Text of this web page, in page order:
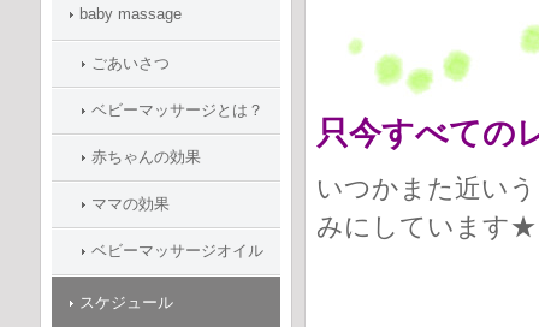
只今すべての
いつかまた近い
みにしています★
baby massage
ごあいさつ
ベビーマッサージとは？
赤ちゃんの効果
ママの効果
ベビーマッサージオイル
スケジュール